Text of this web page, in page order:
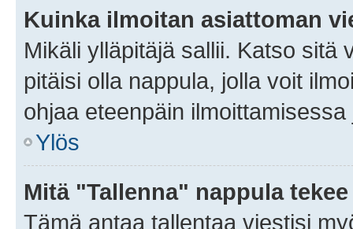
Kuinka ilmoitan asiattoman
Mikäli ylläpitäjä sallii. Katso sitä
pitäisi olla nappula, jolla voit
ohjaa eteenpäin
Ylös
Mitä "Tallenna" nappula
Tämä antaa tallentaa viestisi